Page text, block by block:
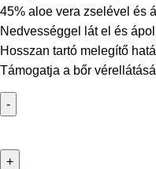
45% aloe vera zselével és
Nedvességgel lát el és ápol
Hosszan tartó melegítő
Támogatja a bőr